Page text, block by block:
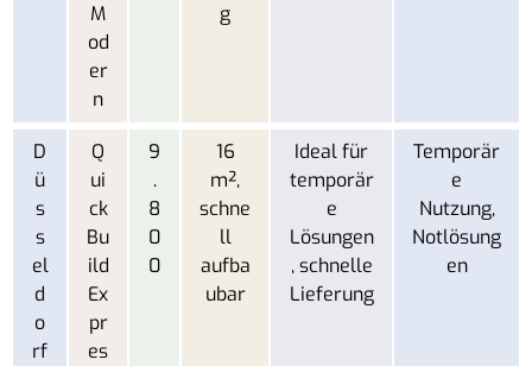
M
od
er
n
g
D
ü
s
s
el
d
o
rf
Q
ui
ck
Bu
ild
Ex
pr
es
9
.
8
0
0
16
m²,
schne
ll
aufba
ubar
Ideal für
temporär
e
Lösungen
, schnelle
Lieferung
Temporär
e
Nutzung,
Notlösung
en